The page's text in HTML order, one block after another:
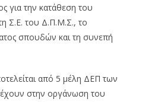
για την κατάθεση του
Σ.Ε. του Δ.Π.Μ.Σ., το
σπουδών και τη συνεπή
από 5 μέλη ΔΕΠ των
στην οργάνωση του